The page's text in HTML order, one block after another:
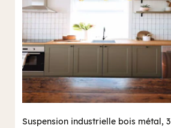
Suspension industrielle bois métal, 3